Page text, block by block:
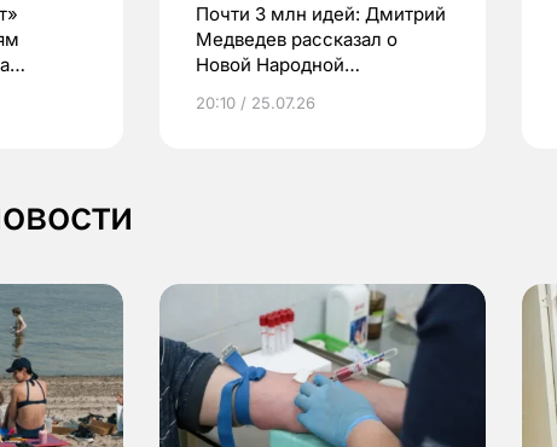
Почти 3 млн идей: Дмитрий
Медведев рассказал о
Новой Народной
20:10 / 25.07.26